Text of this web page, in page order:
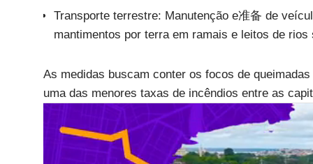
Transporte terrestre: Manutenção e准备 de
mantimentos por terra em ramais e leitos de
As medidas buscam conter os focos de
uma das menores taxas de incêndios entre as